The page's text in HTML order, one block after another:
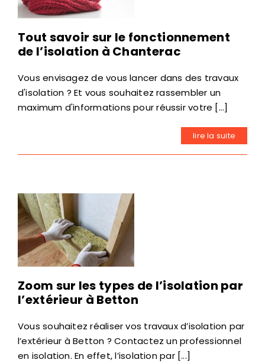
Tout savoir sur le fonctionnement
de l’isolation à Chanterac
Vous envisagez de vous lancer dans des travaux
d'isolation ? Et vous souhaitez rassembler un
maximum d'informations pour réussir votre [...]
lire la suite
Zoom sur les types de l’isolation par
l’extérieur à Betton
Vous souhaitez réaliser vos travaux d’isolation par
l’extérieur à Betton ? Contactez un professionnel
en isolation. En effet, l’isolation par [...]